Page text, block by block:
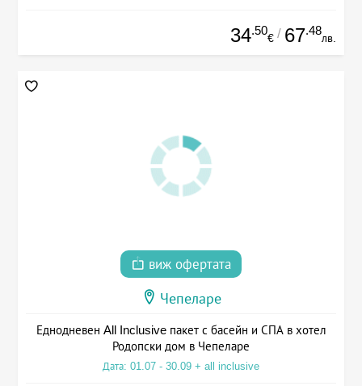
34.50
€ / 67.48
лв.
виж офертата
Чепеларе
Еднодневен All Inclusive пакет с басейн и СПА в хотел
Родопски дом в Чепеларе
Дата: 01.07 - 30.09 + all inclusive